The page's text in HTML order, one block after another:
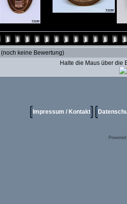
(noch keine Bewertung)
Halte die Maus über die
Impressum / Kontakt